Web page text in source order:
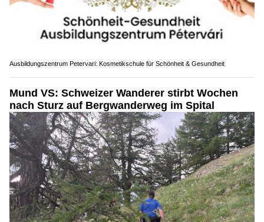
Ausbildungszentrum Petervari: Kosmetikschule für Schönheit & Gesundheit
Mund VS: Schweizer Wanderer stirbt Wochen
nach Sturz auf Bergwanderweg im Spital